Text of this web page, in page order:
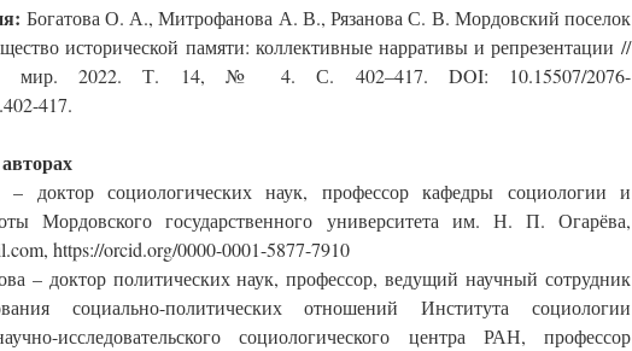
Богатова О. А., Митрофанова А. В., Рязанова С. В. Мордовский поселок
исторической памяти: коллективные нарративы и репрезентации //
мир. 2022. Т. 14, № 4. С. 402–417. DOI: 10.15507/2076-
417.
– доктор социологических наук, профессор кафедры социологии и
Мордовского государственного университета им. Н. П. Огарёва,
https://orcid.org/0000-0001-5877-7910
– доктор политических наук, профессор, ведущий научный сотрудник
социально-политических отношений Института социологии
исследовательского социологического центра РАН, профессор